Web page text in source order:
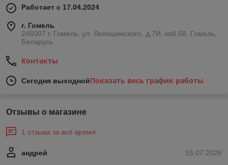
Работает с 17.04.2024
г. Гомель
246007 г. Гомель, ул. Лепешинского, д.7И, каб.68, Гомель,
Беларусь
Контакты
Сегодня выходнойПоказать весь график работы
Отзывы о магазине
1 отзыва за всё время
15.07.2026
андрей